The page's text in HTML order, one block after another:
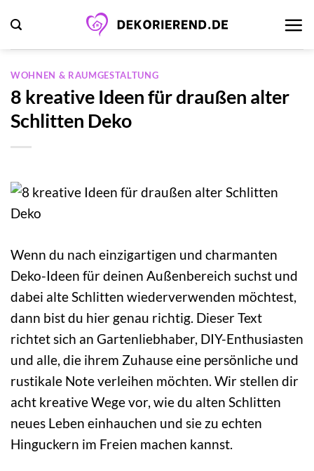
Inhalt
springen
WOHNEN & RAUMGESTALTUNG
8 kreative Ideen für draußen alter
Schlitten Deko
Wenn du nach einzigartigen und charmanten
Deko-Ideen für deinen Außenbereich suchst und
dabei alte Schlitten wiederverwenden möchtest,
dann bist du hier genau richtig. Dieser Text
richtet sich an Gartenliebhaber, DIY-Enthusiasten
und alle, die ihrem Zuhause eine persönliche und
rustikale Note verleihen möchten. Wir stellen dir
acht kreative Wege vor, wie du alten Schlitten
neues Leben einhauchen und sie zu echten
Hinguckern im Freien machen kannst.